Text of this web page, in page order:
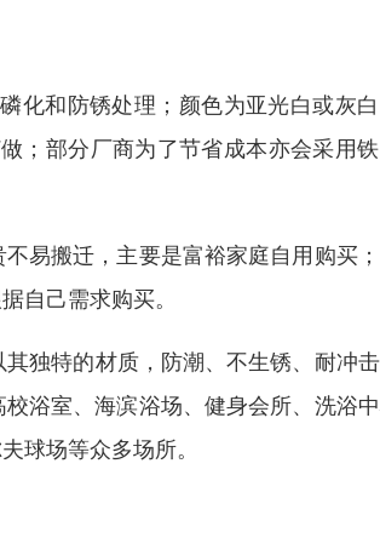
化和防锈处理；颜色为亚光白或灰
；部分厂商为了节省成本亦会采用
易搬迁，主要是富裕家庭自用购买
自己需求购买。
独特的材质，防潮、不生锈、耐冲
浴室、海滨浴场、健身会所、洗浴
球场等众多场所。